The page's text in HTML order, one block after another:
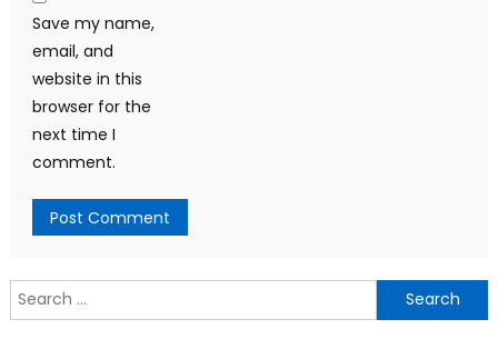
Save my name,
email, and
website in this
browser for the
next time I
comment.
Search
for: